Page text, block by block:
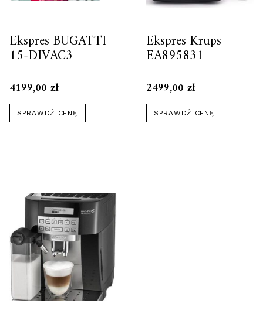
Ekspres BUGATTI
15-DIVAC3
4199,00 zł
SPRAWDŹ CENĘ
Ekspres Krups
EA895831
2499,00 zł
SPRAWDŹ CENĘ